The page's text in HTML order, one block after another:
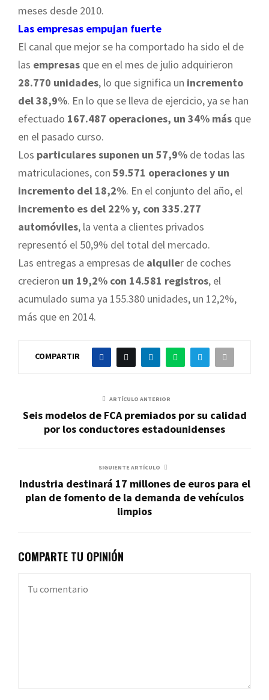
meses desde 2010.
Las empresas empujan fuerte
El canal que mejor se ha comportado ha sido el de
las empresas que en el mes de julio adquirieron
28.770 unidades, lo que significa un incremento
del 38,9%. En lo que se lleva de ejercicio, ya se han
efectuado 167.487 operaciones, un 34% más que
en el pasado curso.
Los particulares suponen un 57,9% de todas las
matriculaciones, con 59.571 operaciones y un
incremento del 18,2%. En el conjunto del año, el
incremento es del 22% y, con 335.277
automóviles, la venta a clientes privados
representó el 50,9% del total del mercado.
Las entregas a empresas de alquiler de coches
crecieron un 19,2% con 14.581 registros, el
acumulado suma ya 155.380 unidades, un 12,2%,
más que en 2014.
COMPARTIR
ARTÍCULO ANTERIOR
Seis modelos de FCA premiados por su calidad
por los conductores estadounidenses
SIGUIENTE ARTÍCULO
Industria destinará 17 millones de euros para el
plan de fomento de la demanda de vehículos
limpios
COMPARTE TU OPINIÓN